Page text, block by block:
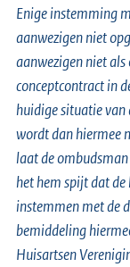
Enige instemming
aanwezigen niet
aanwezigen niet
conceptcontract in
huidige situatie van
wordt dan hiermee
laat de
het hem spijt dat
instemmen met de
bemiddeling
Huisartsen